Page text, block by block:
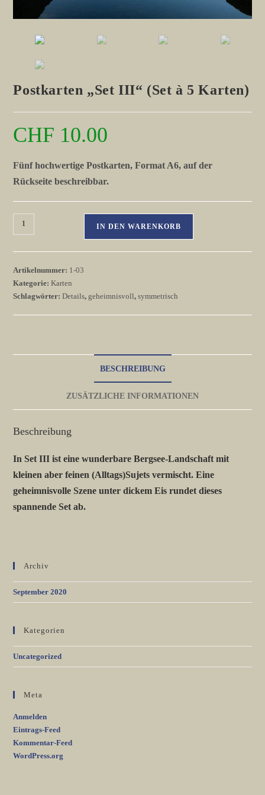
Postkarten „Set III“ (Set à 5 Karten)
CHF 10.00
Fünf hochwertige Postkarten, Format A6, auf der
Rückseite beschreibbar.
Postkarten
"Set
à
5
Karten)
Menge
IN DEN WARENKORB
Artikelnummer: 1-03
Kategorie:Karten
Schlagwörter:Details, geheimnisvoll,symmetrisch
BESCHREIBUNG
ZUSÄTZLICHE INFORMATIONEN
Beschreibung
In Set III ist eine wunderbare Bergsee-Landschaft mit
kleinen aber feinen (Alltags)Sujets vermischt. Eine
geheimnisvolle Szene unter dickem Eis rundet dieses
spannende Set ab.
Archiv
September 2020
Kategorien
Uncategorized
Meta
Anmelden
Eintrags-Feed
Kommentar-Feed
WordPress.org